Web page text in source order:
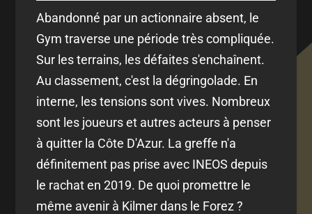
Abandonné par un actionnaire absent, le
Gym traverse une période très compliquée.
Sur les terrains, les défaites s'enchaînent.
Au classement, c'est la dégringolade. En
interne, les tensions sont vives. Nombreux
sont les joueurs et autres acteurs à penser
à quitter la Côte D'Azur. La greffe n'a
définitement pas prise avec INEOS depuis
le rachat en 2019. De quoi promettre le
même avenir à Kilmer dans le Forez ?